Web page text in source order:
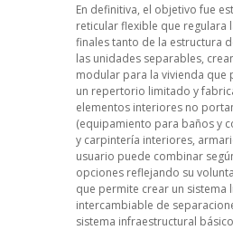
En definitiva, el objetivo fue
reticular flexible que regulara
finales tanto de la estructura
las unidades separables,
modular para la vivienda
un repertorio limitado y
elementos interiores no
(equipamiento para baños y
y carpintería interiores,
usuario puede combinar
opciones reflejando su
que permite crear un sistema
intercambiable de
sistema infraestructural